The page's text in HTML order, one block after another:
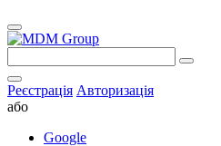
Реєстрація Авторизація
або
Google